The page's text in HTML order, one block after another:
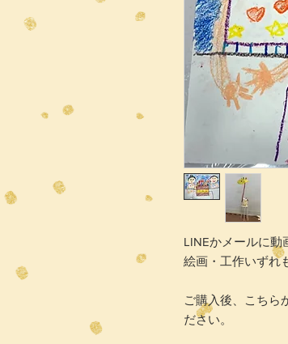
LINEかメールに動
絵画・工作いずれ
ご購入後、こちら
ださい。